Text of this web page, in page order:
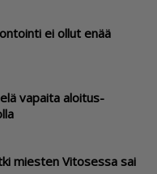
ei ollut enää
vapaita aloitus­
miesten Vitosessa sai